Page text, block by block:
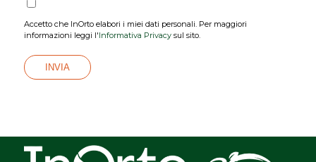
Accetto che InOrto elabori i miei dati personali. Per maggiori
informazioni leggi l'Informativa Privacysul sito.